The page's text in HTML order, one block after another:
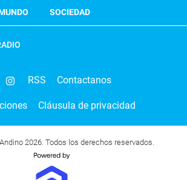
SOCIEDAD
RSS Contactanos
Cláusula de privacidad
2026. Todos los derechos reservados.